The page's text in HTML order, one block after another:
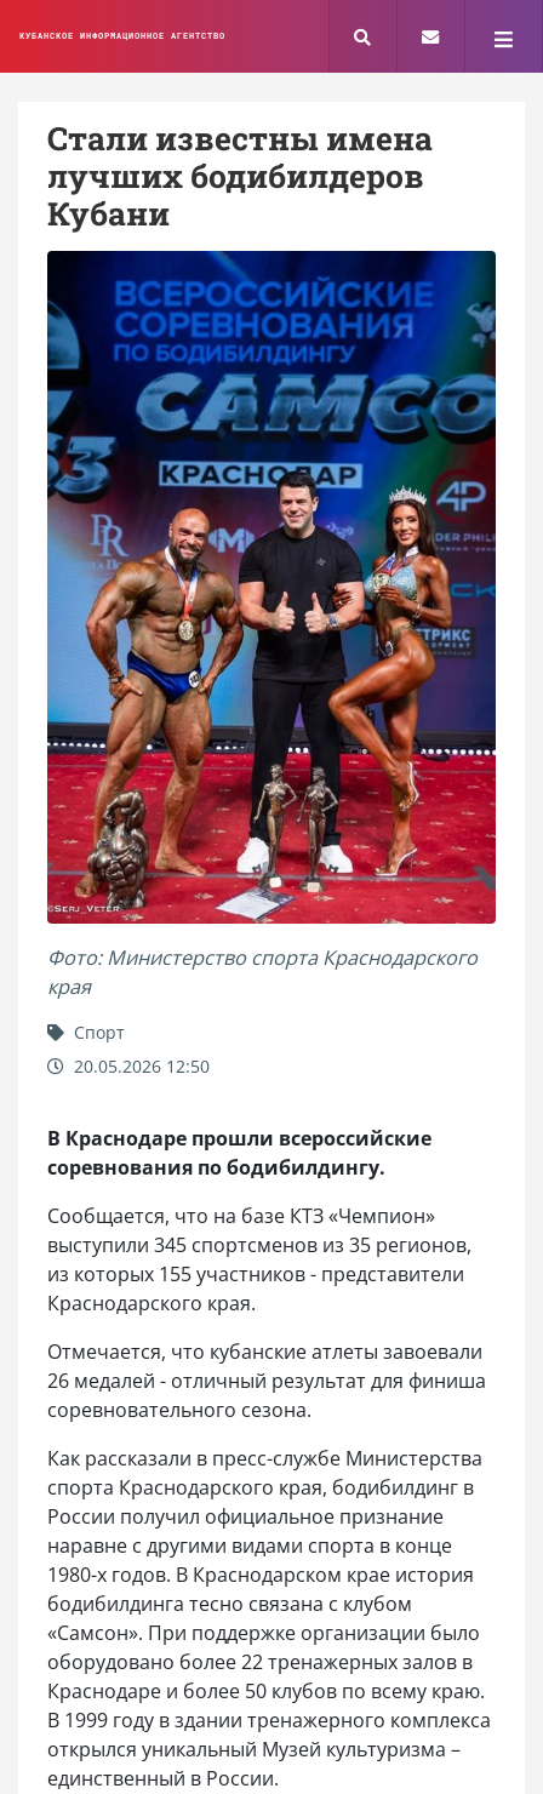
КУБАНСКОЕ ИНФОРМАЦИОННОЕ АГЕНТСТВО
Стали известны имена
лучших бодибилдеров
Кубани
Фото: Министерство спорта Краснодарского
края
Спорт
20.05.2026 12:50
В Краснодаре прошли всероссийские
соревнования по бодибилдингу.
Сообщается, что на базе КТЗ «Чемпион»
выступили 345 спортсменов из 35 регионов,
из которых 155 участников - представители
Краснодарского края.
Отмечается, что кубанские атлеты завоевали
26 медалей - отличный результат для финиша
соревновательного сезона.
Как рассказали в пресс-службе Министерства
спорта Краснодарского края, бодибилдинг в
России получил официальное признание
наравне с другими видами спорта в конце
1980-х годов. В Краснодарском крае история
бодибилдинга тесно связана с клубом
«Самсон». При поддержке организации было
оборудовано более 22 тренажерных залов в
Краснодаре и более 50 клубов по всему краю.
В 1999 году в здании тренажерного комплекса
открылся уникальный Музей культуризма –
единственный в России.